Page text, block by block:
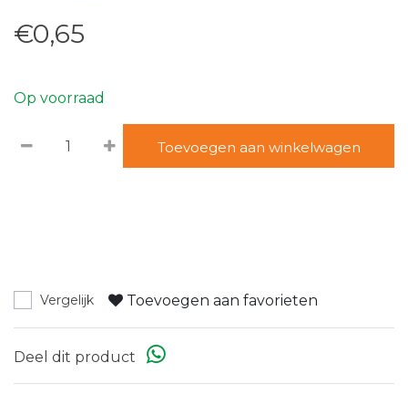
€0,65
Op voorraad
Toevoegen aan winkelwagen
Vergelijk Toevoegen aan favorieten
Deel dit product